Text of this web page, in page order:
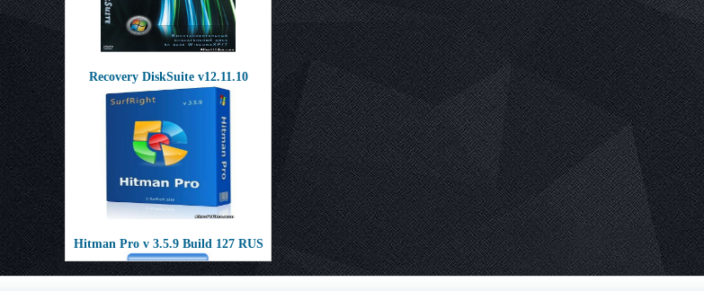
Recovery DiskSuite v12.11.10
Hitman Pro v 3.5.9 Build 127 RUS